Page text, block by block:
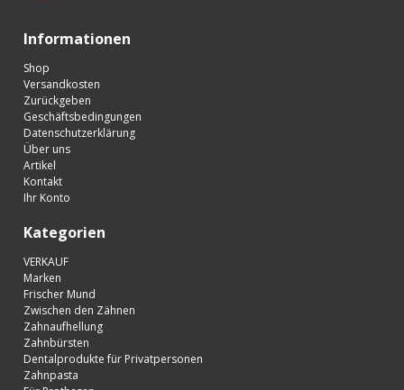
Informationen
Shop
Versandkosten
Zurückgeben
Geschäftsbedingungen
Datenschutzerklärung
Über uns
Artikel
Kontakt
Ihr Konto
Kategorien
VERKAUF
Marken
Frischer Mund
Zwischen den Zähnen
Zahnaufhellung
Zahnbürsten
Dentalprodukte für Privatpersonen
Zahnpasta